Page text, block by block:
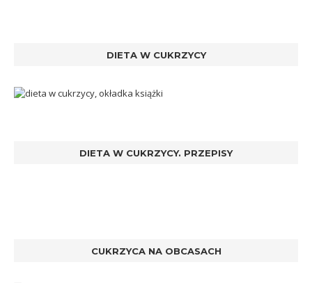
DIETA W CUKRZYCY
DIETA W CUKRZYCY. PRZEPISY
CUKRZYCA NA OBCASACH